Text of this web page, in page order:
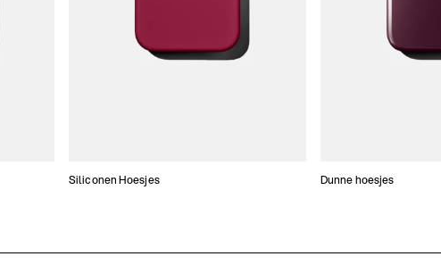
Siliconen Hoesjes Dunne hoesjes